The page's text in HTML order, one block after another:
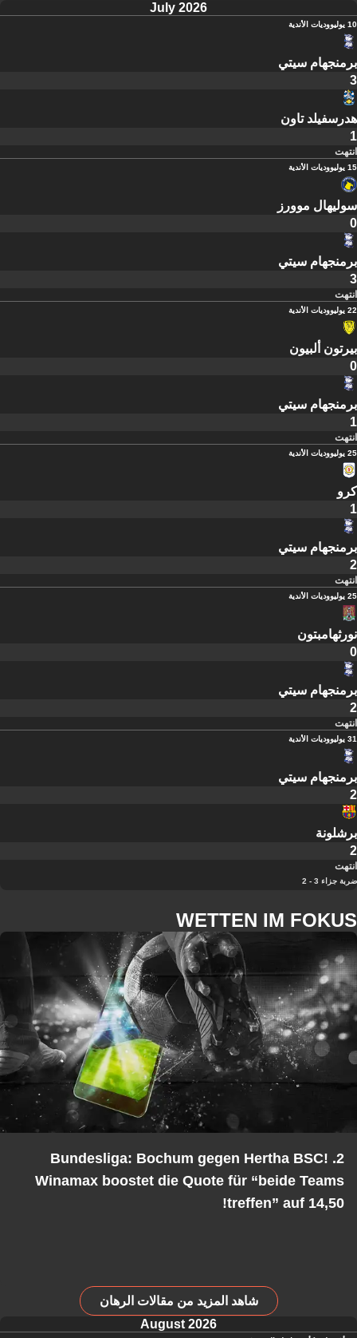
July 2026
10 يوليو وديات الأندية
برمنجهام سيتي
3
هدرسفيلد تاون
1
انتهت
15 يوليو وديات الأندية
سوليهال موورز
0
برمنجهام سيتي
3
انتهت
22 يوليو وديات الأندية
بيرتون ألبيون
0
برمنجهام سيتي
1
انتهت
25 يوليو وديات الأندية
كرو
1
برمنجهام سيتي
2
انتهت
25 يوليو وديات الأندية
نورثهامبتون
0
برمنجهام سيتي
2
انتهت
31 يوليو وديات الأندية
برمنجهام سيتي
2
برشلونة
2
انتهت
ضربة جزاء 3 - 2
WETTEN IM FOKUS
2. Bundesliga: Bochum gegen Hertha BSC!
Winamax boostet die Quote für “beide Teams
treffen” auf 14,50!
شاهد المزيد من مقالات الرهان
August 2026